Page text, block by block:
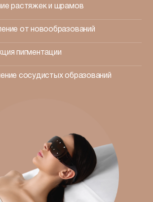
растяжек и шрамов
от новообразований
пигментации
сосудистых образований